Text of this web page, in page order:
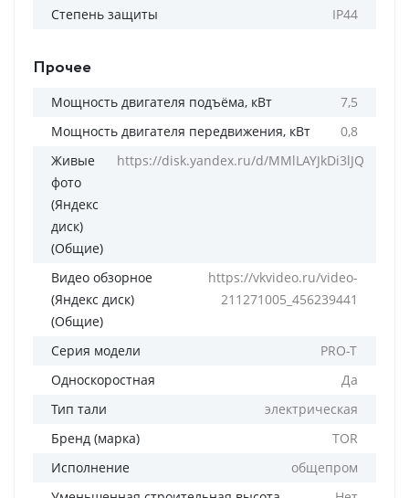
Степень защиты IP44
Прочее
Мощность двигателя подъёма, кВт
7,5
Мощность двигателя передвижения, кВт
0,8
Живые
фото
(Яндекс
диск)
(Общие)
https://disk.yandex.ru/d/MMlLAYJkDi3lJQ
Видео обзорное
(Яндекс диск)
(Общие)
https://vkvideo.ru/video-
211271005_456239441
Серия модели
PRO-T
Односкоростная
Да
Тип тали
электрическая
Бренд (марка)
TOR
Исполнение
общепром